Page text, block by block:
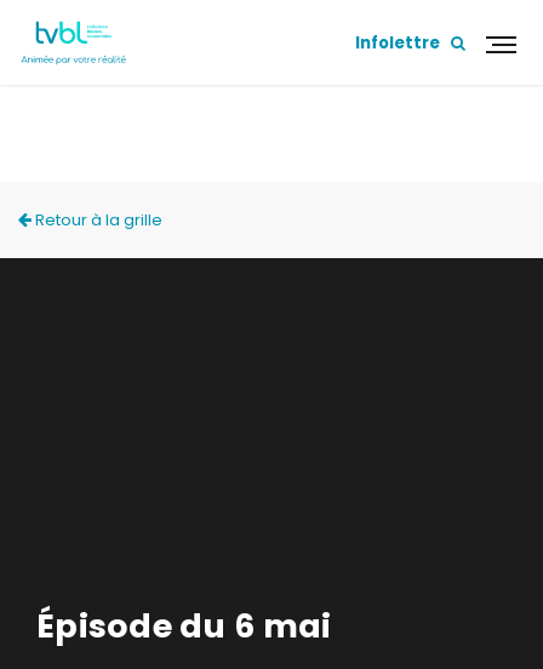
Infolettre
Retour à la grille
Épisode du 6 mai